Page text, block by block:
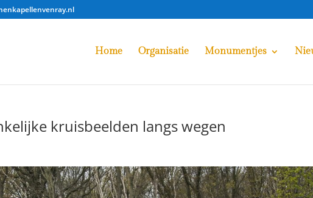
Home Organisatie Monumentjes
kruisbeelden langs wegen